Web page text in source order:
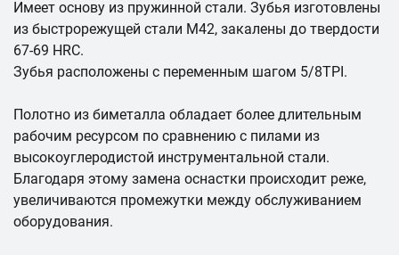
Имеет основу из пружинной стали. Зубья изготовлены
из быстрорежущей стали М42, закалены до твердости
67-69 HRC.
Зубья расположены с переменным шагом 5/8TPI.
Полотно из биметалла обладает более длительным
рабочим ресурсом по сравнению с пилами из
высокоуглеродистой инструментальной стали.
Благодаря этому замена оснастки происходит реже,
увеличиваются промежутки между обслуживанием
оборудования.